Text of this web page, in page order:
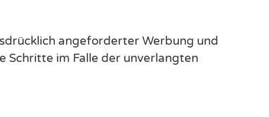
angeforderter Werbung und
Schritte im Falle der unverlangten